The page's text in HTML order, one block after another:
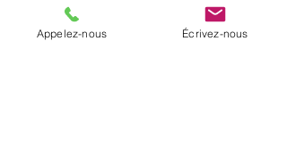
Appelez-nous Écrivez-nous